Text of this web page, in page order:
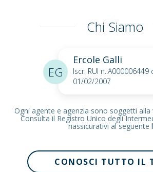
Chi Siamo
Ercole Galli
Iscr. RUI n.:A000006449
01/02/2007
EG
Ogni agente e agenzia sono soggetti alla
Consulta il Registro Unico degli
riassicurativi al seguente
CONOSCI TUTTO IL